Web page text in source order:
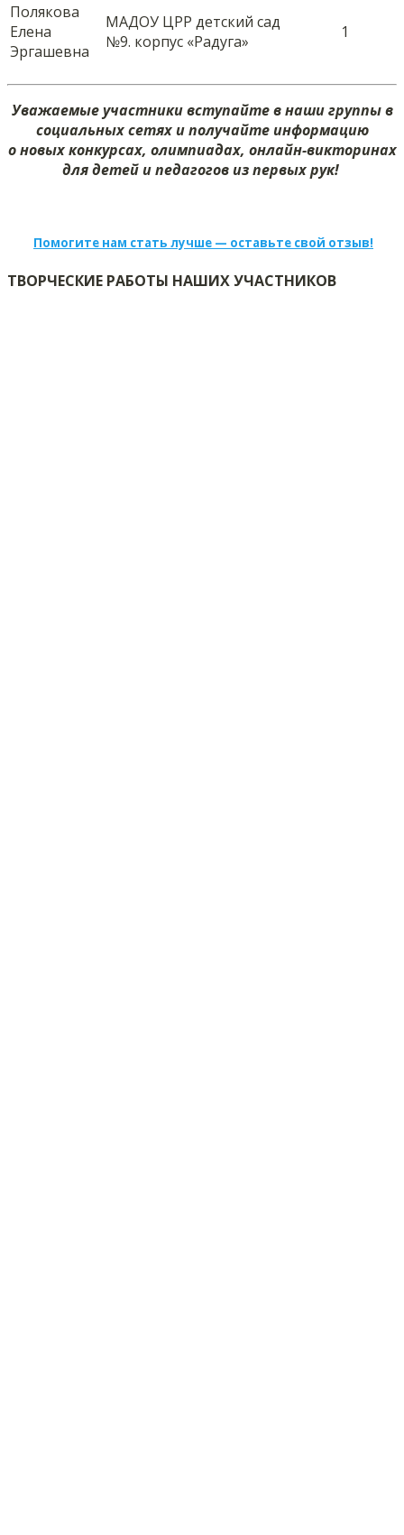
Полякова
Елена
Эргашевна
МАДОУ ЦРР детский сад
№9. корпус «Радуга»
1
Уважаемые участники вступайте в наши группы в
социальных сетях и получайте информацию
о новых конкурсах, олимпиадах, онлайн-викторинах
для детей и педагогов из первых рук!
Помогите нам стать лучше — оставьте свой отзыв!
ТВОРЧЕСКИЕ РАБОТЫ НАШИХ УЧАСТНИКОВ